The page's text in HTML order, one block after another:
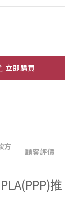
立即購買
方
顧客評價
推